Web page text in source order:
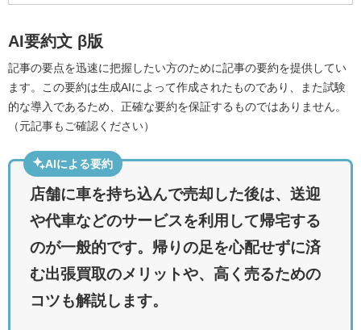
AI要約文 β版
記事の要点を迅速に把握したい方のために記事の要約を提供してい
ます。この要約は生成AIによって作成されたものであり、また試験
的な導入であるため、正確な要約を保証するものではありません。
（元記事もご確認ください）
AIによる要約
店舗に車を持ち込んで売却した後は、送迎
や代車などのサービスを利用して帰宅する
のが一般的です。帰りの足を心配せずに済
む出張買取のメリットや、高く売るための
コツも解説します。